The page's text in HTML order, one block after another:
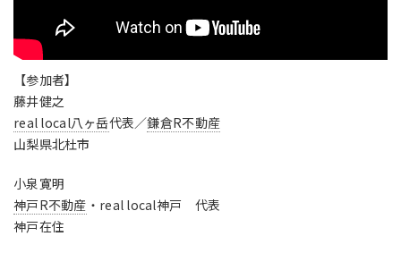
【参加者】
藤井健之
real local八ヶ岳代表／鎌倉R不動産
山梨県北杜市
小泉寛明
神戸R不動産 ・real local神戸 代表
神戸在住